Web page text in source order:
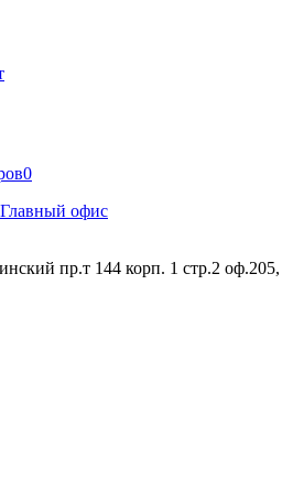
0
Главный офис
пр.т 144 корп. 1 стр.2 оф.205,